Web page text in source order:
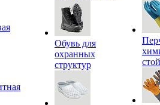
Обувь для
охранных
структур